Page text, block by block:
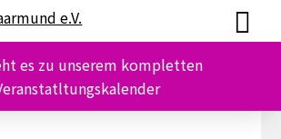
es zu unserem kompletten